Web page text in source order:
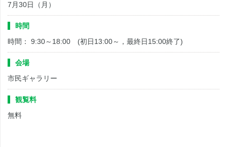
7月30日（月）
時間
時間： 9:30～18:00 (初日13:00～，最終日15:00終了)
会場
市民ギャラリー
観覧料
無料